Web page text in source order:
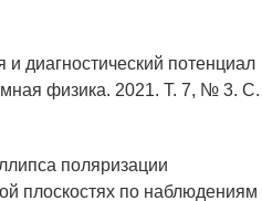
диагностический потенциал
физика. 2021. Т. 7, № 3. С.
поляризации
плоскостях по наблюдениям